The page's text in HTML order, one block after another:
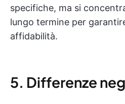
specifiche, ma si
lungo termine per
affidabilità.
5. Differenze